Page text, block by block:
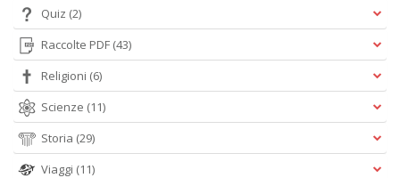
Quiz (2)
Raccolte PDF (43)
Religioni (6)
Scienze (11)
Storia (29)
Viaggi (11)